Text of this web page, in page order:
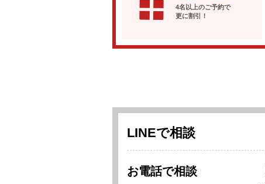
4名以上のご予約で
更に割引！
LINEで相談
お電話で相談